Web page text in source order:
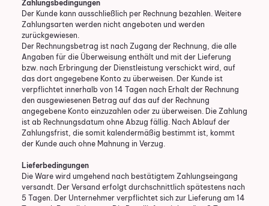
Zahlungsbedingungen
Der Kunde kann ausschließlich per Rechnung bezahlen. Weitere
Zahlungsarten werden nicht angeboten und werden
zurückgewiesen.
Der Rechnungsbetrag ist nach Zugang der Rechnung, die alle
Angaben für die Überweisung enthält und mit der Lieferung
bzw. nach Erbringung der Dienstleistung verschickt wird, auf
das dort angegebene Konto zu überweisen. Der Kunde ist
verpflichtet innerhalb von 14 Tagen nach Erhalt der Rechnung
den ausgewiesenen Betrag auf das auf der Rechnung
angegebene Konto einzuzahlen oder zu überweisen. Die Zahlung
ist ab Rechnungsdatum ohne Abzug fällig. Nach Ablauf der
Zahlungsfrist, die somit kalendermäßig bestimmt ist, kommt
der Kunde auch ohne Mahnung in Verzug.
Lieferbedingungen
Die Ware wird umgehend nach bestätigtem Zahlungseingang
versandt. Der Versand erfolgt durchschnittlich spätestens nach
5 Tagen. Der Unternehmer verpflichtet sich zur Lieferung am 14